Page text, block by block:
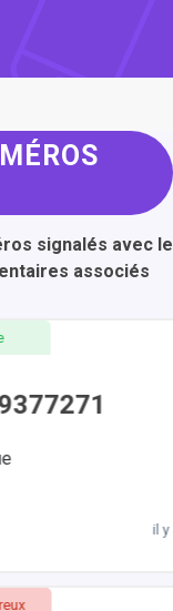
signalés avec le
associés
il y